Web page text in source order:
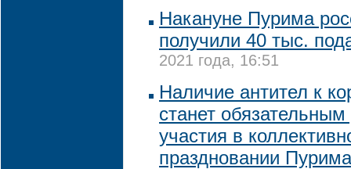
Накануне Пурима
получили 40 тыс.
2021 года, 16:51
Наличие антител к
станет
участия в
праздновании